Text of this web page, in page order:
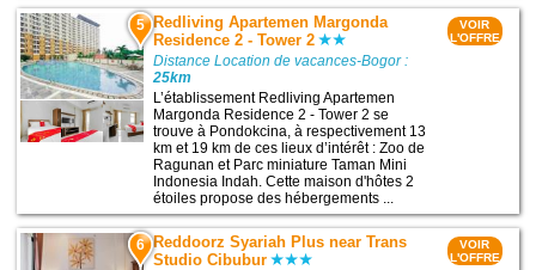
5 Redliving Apartemen Margonda
Residence 2 - Tower 2
Distance Location de vacances-Bogor :
25km
L’établissement Redliving Apartemen
Margonda Residence 2 - Tower 2 se
trouve à Pondokcina, à respectivement 13
km et 19 km de ces lieux d’intérêt : Zoo de
Ragunan et Parc miniature Taman Mini
Indonesia Indah. Cette maison d'hôtes 2
étoiles propose des hébergements ...
VOIR
L'OFFRE
6 Reddoorz Syariah Plus near Trans
Studio Cibubur
VOIR
L'OFFRE